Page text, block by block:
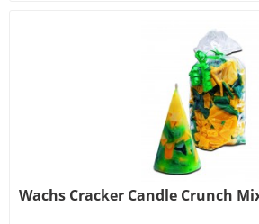
Wachs Cracker Candle Crunch